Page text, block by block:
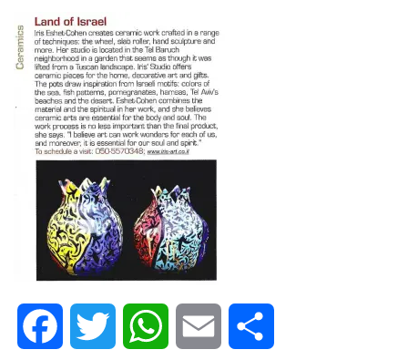
Facebook Twitter WhatsApp Email